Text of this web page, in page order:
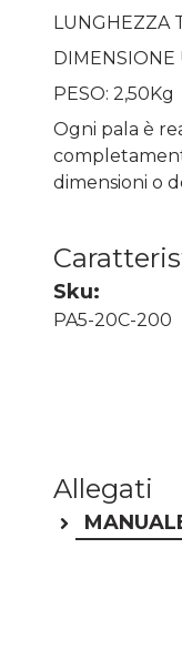
LUNGHEZZA
DIMENSIONE
PESO: 2,50Kg
Ogni pala è
dimensioni o
Sku:
PA5-20C-200
Allegati